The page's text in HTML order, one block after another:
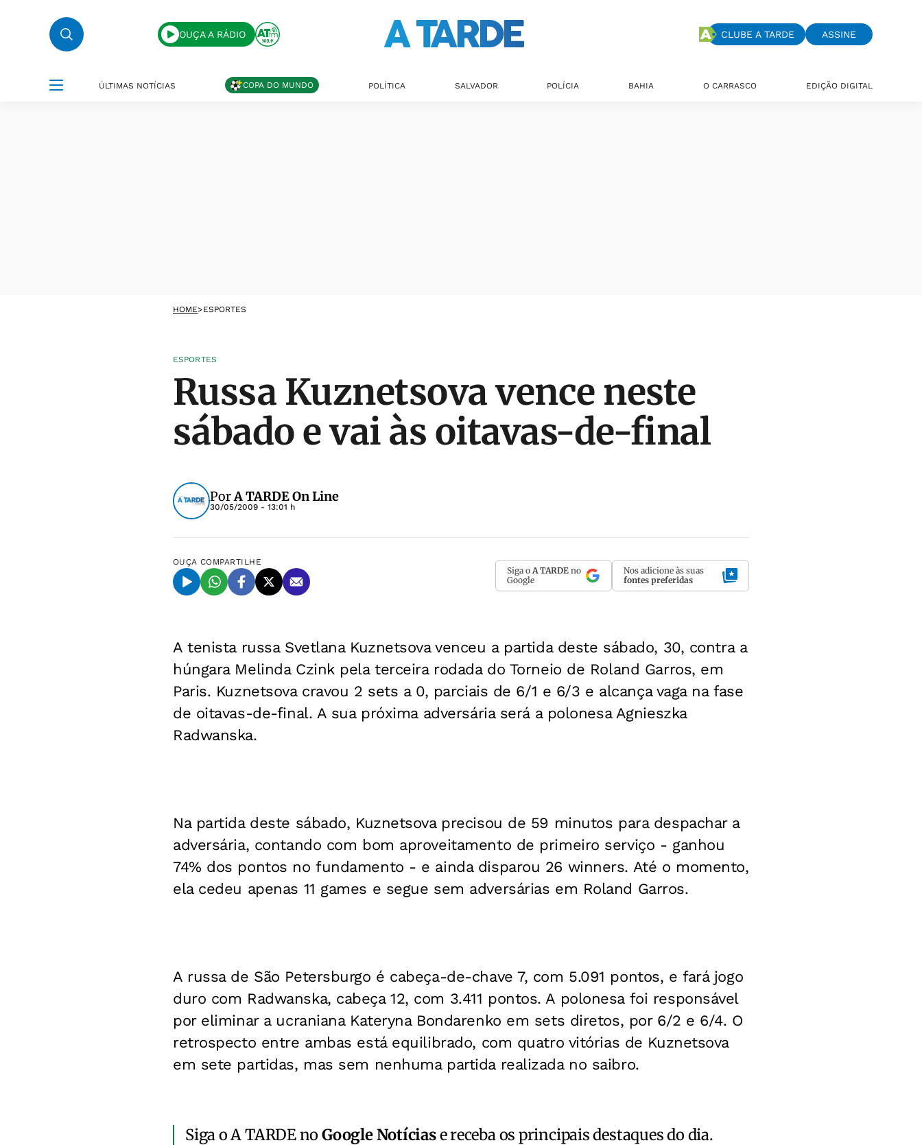
OUÇA A RÁDIO CLUBE A TARDE ASSINE
ÚLTIMAS NOTÍCIAS COPA DO MUNDO POLÍTICA SALVADOR POLÍCIA BAHIA O CARRASCO EDIÇÃO DIGITAL
HOME>ESPORTES
ESPORTES
Russa Kuznetsova vence neste
sábado e vai às oitavas-de-final
PorA TARDE On Line
30/05/2009 - 13:01 h
OUÇA COMPARTILHE
Siga o A TARDE no
Google
Nos adicione às suas
fontes preferidas
A tenista russa Svetlana Kuznetsova venceu a partida deste sábado, 30, contra a
húngara Melinda Czink pela terceira rodada do Torneio de Roland Garros, em
Paris. Kuznetsova cravou 2 sets a 0, parciais de 6/1 e 6/3 e alcança vaga na fase
de oitavas-de-final. A sua próxima adversária será a polonesa Agnieszka
Radwanska.
Na partida deste sábado, Kuznetsova precisou de 59 minutos para despachar a
adversária, contando com bom aproveitamento de primeiro serviço - ganhou
74% dos pontos no fundamento - e ainda disparou 26 winners. Até o momento,
ela cedeu apenas 11 games e segue sem adversárias em Roland Garros.
A russa de São Petersburgo é cabeça-de-chave 7, com 5.091 pontos, e fará jogo
duro com Radwanska, cabeça 12, com 3.411 pontos. A polonesa foi responsável
por eliminar a ucraniana Kateryna Bondarenko em sets diretos, por 6/2 e 6/4. O
retrospecto entre ambas está equilibrado, com quatro vitórias de Kuznetsova
em sete partidas, mas sem nenhuma partida realizada no saibro.
Siga o A TARDE noGoogle Notíciase receba os principais destaques do dia.